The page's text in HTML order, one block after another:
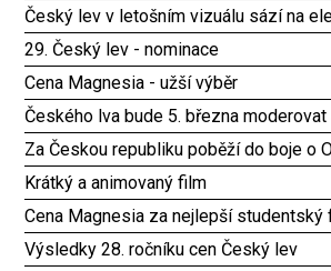
Český lev v letošním vizuálu sází na
29. Český lev - nominace
Cena Magnesia - užší výběr
Českého lva bude 5. března
Za Českou republiku poběží do boje o
Krátký a animovaný film
Cena Magnesia za nejlepší studentský
Výsledky 28. ročníku cen Český lev